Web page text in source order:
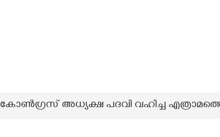
കോൺഗ്രസ് അധ്യക്ഷ പദവി വഹിച്ച